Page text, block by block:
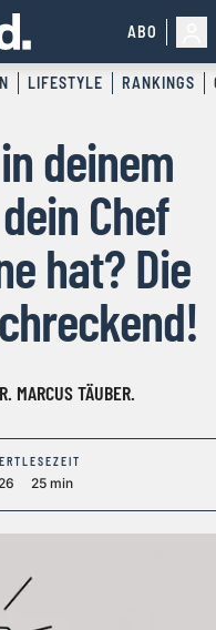
ABO
LIFESTYLE RANKINGS
deinem
Chef
hat? Die
MARCUS TÄUBER.
LESEZEIT
25 min